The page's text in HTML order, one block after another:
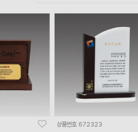
상품번호 672323